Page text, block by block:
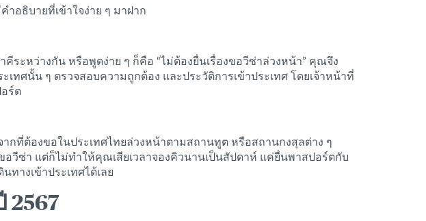
ำอธิบายที่เข้าใจง่าย ๆ มาฝาก
ระหว่างกัน หรือพูดง่าย ๆ ก็คือ “ไม่ต้องยื่นเรื่องขอวีซ่าล่วงหน้า” คุณจึง
ทศนั้น ๆ ตรวจสอบความถูกต้อง และประวัติการเข้าประเทศ โดยเจ้าหน้าที่
ร์ต
ากที่ต้องขอในประเทศไทยล่วงหน้าตามสถานทูต หรือสถานกงสุลต่าง ๆ
อวีซ่า แต่ก็ไม่ทำให้คุณเสียเวลาจองคิวนานเป็นสัปดาห์ แค่ยื่นพาสปอร์ตกับ
ทางเข้าประเทศได้เลย
2567